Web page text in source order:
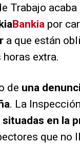
Trabajo acaba
Bankia por
a que están
extra.
de una
. La
en la
que no